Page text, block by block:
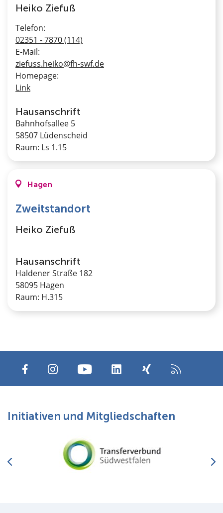
Heiko Ziefuß
Telefon:
02351 - 7870 (114)
E-Mail:
ziefuss.heiko@fh-swf.de
Homepage:
Link
Hausanschrift
Bahnhofsallee 5
58507 Lüdenscheid
Raum: Ls 1.15
Hagen
Zweitstandort
Heiko Ziefuß
Hausanschrift
Haldener Straße 182
58095 Hagen
Raum: H.315
Initiativen und Mitgliedschaften